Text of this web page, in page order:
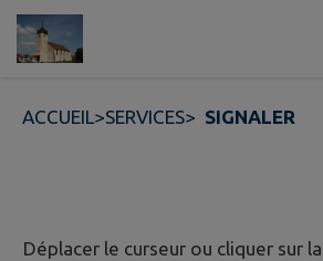
Contenu
ACCUEIL>SERVICES> SIGNALER
Déplacer le curseur ou cliquer sur